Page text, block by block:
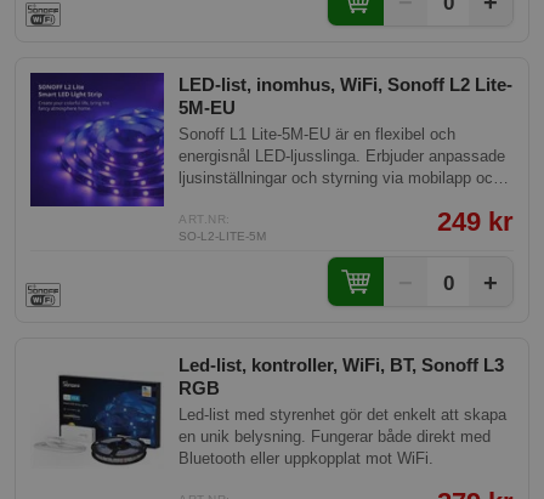
LED-list, inomhus, WiFi, Sonoff L2 Lite-
5M-EU
Sonoff L1 Lite-5M-EU är en flexibel och
energisnål LED-ljusslinga. Erbjuder anpassade
ljusinställningar och styrning via mobilapp och
meter lång slinga för inomhusbruk.
ART.NR:
SO-L2-LITE-5M
249 kr
0 +
Led-list, kontroller, WiFi, BT, Sonoff L3
RGB
Led-list med styrenhet gör det enkelt att skapa
en unik belysning. Fungerar både direkt med
Bluetooth eller uppkopplat mot WiFi.